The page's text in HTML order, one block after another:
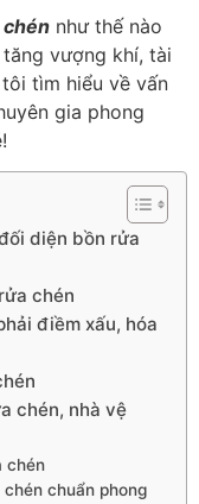
chén như thế nào
vượng khí, tài
tìm hiểu về vấn
gia phong
diện bồn rửa
chén
điềm xấu, hóa
chén, nhà vệ
chén
chuẩn phong